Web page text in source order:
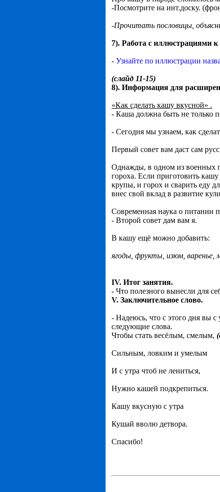
-Посмотрите на инт.доску.
-Прочитать пословицы,
7). Работа с иллюстрациями
- Узнайте по иллюстрации
(слайд 11-15)
8). Информация для
«Как сделать кашу вкусной» .
- Каша должна быть не только
- Сегодня мы узнаем, как
Первый совет вам даст сам
Однажды, в одном из военных
гороха. Если приготовить
крупы, и горох и сварить еду
внес свой вклад в развитие
Современная наука о питании
- Второй совет дам вам я.
В кашу ещё можно добавить:
ягоды, фрукты, изюм, варенье,
IV. Итог занятия.
- Что полезного вынесли для
V. Заключительное слово.
- Надеюсь, что с этого дня вы с
следующие слова.
Чтобы стать весёлым, смелым,
Сильным, ловким и умелым
И с утра чтоб не лениться,
Нужно кашей подкрепиться.
Кашу вкусную с утра
Кушай вволю детвора.
Спасибо!